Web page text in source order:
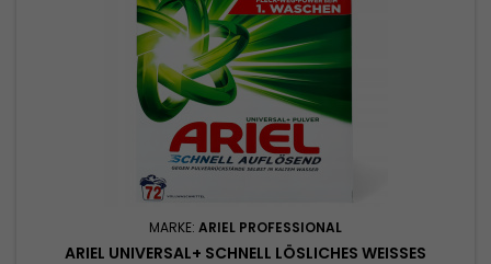
MARKE: ARIEL PROFESSIONAL
ARIEL UNIVERSAL+ SCHNELL LÖSLICHES WEISSES W